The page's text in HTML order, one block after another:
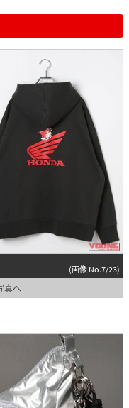
(画像 No.7/23)
真へ